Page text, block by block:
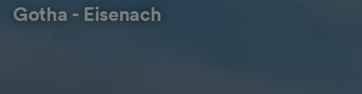
Gotha - Eisenach